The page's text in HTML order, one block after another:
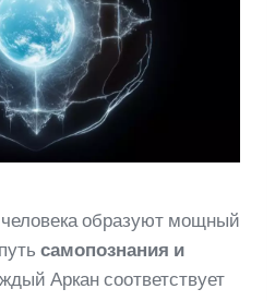
образуют мощный
самопознания и
Аркан соответствует